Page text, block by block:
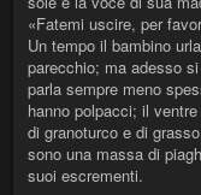
«Fatemi uscire, per
Un tempo il bambino
parecchio; ma adesso
parla sempre meno
hanno polpacci; il
di granoturco e di
sono una massa di
suoi escrementi.